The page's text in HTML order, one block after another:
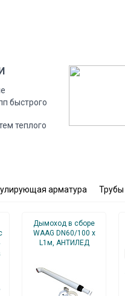
быс­тро­го
теп­ло­го
арматура Трубы
Дымоход в сборе
WAAG DN60/100 x
L1м, АНТИЛЕД